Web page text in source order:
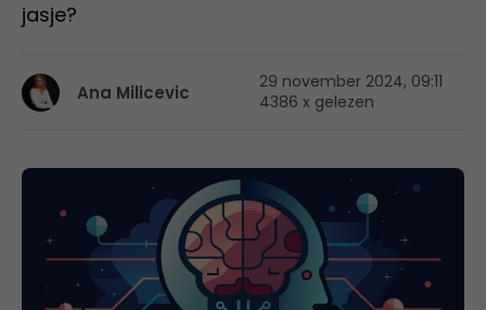
jasje?
Ana Milicevic
29 november 2024, 09:11
4386 x gelezen